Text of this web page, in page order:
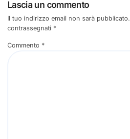
Lascia un commento
Il tuo indirizzo email non sarà pubblicato.
contrassegnati *
Commento *